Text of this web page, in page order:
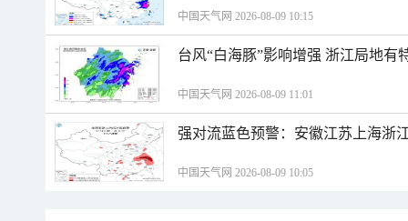
中国天气网 2026-08-09 10:15
台风“白海豚”影响增强 浙江局地有
中国天气网 2026-08-09 11:01
强对流蓝色预警：安徽江苏上海浙
中国天气网 2026-08-09 10:05